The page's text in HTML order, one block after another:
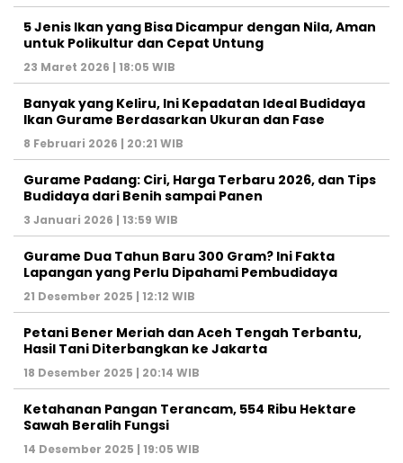
5 Jenis Ikan yang Bisa Dicampur dengan Nila, Aman
untuk Polikultur dan Cepat Untung
23 Maret 2026 | 18:05 WIB
Banyak yang Keliru, Ini Kepadatan Ideal Budidaya
Ikan Gurame Berdasarkan Ukuran dan Fase
8 Februari 2026 | 20:21 WIB
Gurame Padang: Ciri, Harga Terbaru 2026, dan Tips
Budidaya dari Benih sampai Panen
3 Januari 2026 | 13:59 WIB
Gurame Dua Tahun Baru 300 Gram? Ini Fakta
Lapangan yang Perlu Dipahami Pembudidaya
21 Desember 2025 | 12:12 WIB
Petani Bener Meriah dan Aceh Tengah Terbantu,
Hasil Tani Diterbangkan ke Jakarta
18 Desember 2025 | 20:14 WIB
Ketahanan Pangan Terancam, 554 Ribu Hektare
Sawah Beralih Fungsi
14 Desember 2025 | 19:05 WIB